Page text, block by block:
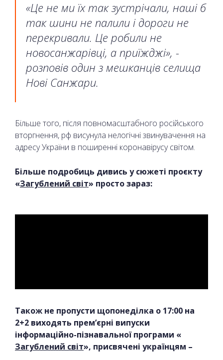
«Це не ми їх так зустрічали, наші б
так шини не палили і дороги не
перекривали. Це робили не
новосанжарівці, а приїжджі», -
розповів один з мешканців селища
Нові Санжари.
Більше того, після повномасштабного російського
вторгнення, рф висунула нелогічні звинувачення на
адресу України в поширенні коронавірусу світом.
Більше подробиць дивись у сюжеті проєкту
«Загублений світ» просто зараз:
Також не пропусти щопонеділка о 17:00 на
2+2 виходять прем’єрні випуски
інформаційно-пізнавальної програми «
Загублений світ», присвячені українцям –